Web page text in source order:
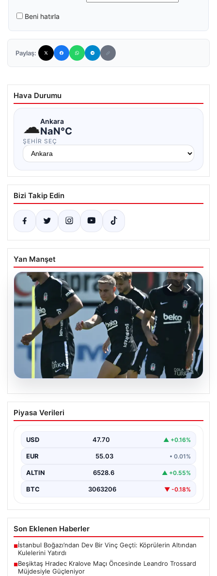
Beni hatırla
Paylaş:
Hava Durumu
☁Ankara
NaN°C
ŞEHIR SEÇ
Bizi Takip Edin
Yan Manşet
05.08.2026
Beşiktaş Hradec Kralove Maçı
Öncesinde Leandro Trossard
Türk futbolunun köklü kulüplerinden Beşiktaş, UEFA
Piyasa Verileri
USD 47.70 ▲ +0.16%
EUR 55.03 • 0.01%
ALTIN 6528.6 ▲ +0.55%
BTC 3063206 ▼ -0.18%
Son Eklenen Haberler
■İstanbul Boğazı’ndan Dev Bir Vinç Geçti: Köprülerin Altından
Kulelerini Yatırdı
■Beşiktaş Hradec Kralove Maçı Öncesinde Leandro Trossard
Müjdesiyle Güçleniyor